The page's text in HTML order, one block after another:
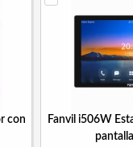
con
Fanvil i506W